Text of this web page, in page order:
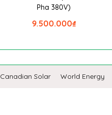
Pha 380V)
₫
9.500.000
Canadian Solar World Energy